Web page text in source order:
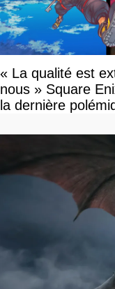
« La qualité est
nous » Square
la dernière